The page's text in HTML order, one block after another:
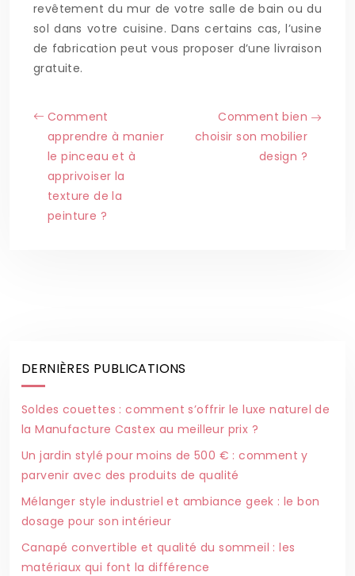
revêtement du mur de votre salle de bain ou du
sol dans votre cuisine. Dans certains cas, l’usine
de fabrication peut vous proposer d’une livraison
gratuite.
Comment
apprendre à manier
le pinceau et à
apprivoiser la
texture de la
peinture ?
Comment bien
choisir son mobilier
design ?
DERNIÈRES PUBLICATIONS
Soldes couettes : comment s’offrir le luxe naturel de
la Manufacture Castex au meilleur prix ?
Un jardin stylé pour moins de 500 € : comment y
parvenir avec des produits de qualité
Mélanger style industriel et ambiance geek : le bon
dosage pour son intérieur
Canapé convertible et qualité du sommeil : les
matériaux qui font la différence